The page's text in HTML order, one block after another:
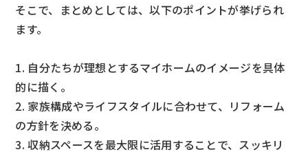
そこで、まとめとしては、以下のポイントが挙げられ
ます。
1. 自分たちが理想とするマイホームのイメージを具体
的に描く。
2. 家族構成やライフスタイルに合わせて、リフォーム
の方針を決める。
3. 収納スペースを最大限に活用することで、スッキリ